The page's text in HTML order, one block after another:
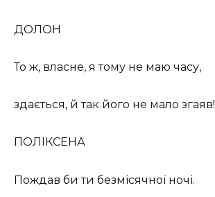
ДОЛОН
То ж, власне, я тому не маю часу,
здається, й так його не мало згаяв!
ПОЛІКСЕНА
Пождав би ти безмісячної ночі.